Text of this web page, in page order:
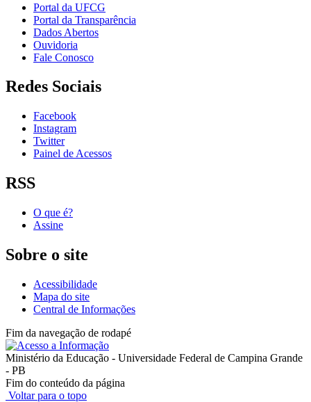
Portal da UFCG
Portal da Transparência
Dados Abertos
Ouvidoria
Fale Conosco
Redes Sociais
Facebook
Instagram
Twitter
Painel de Acessos
RSS
O que é?
Assine
Sobre o site
Acessibilidade
Mapa do site
Central de Informações
Fim da navegação de rodapé
Ministério da Educação - Universidade Federal de Campina Grande
- PB
Fim do conteúdo da página
Voltar para o topo